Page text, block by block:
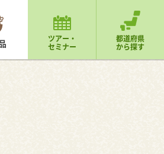
ツアー・
セミナー
都道府県
から探す